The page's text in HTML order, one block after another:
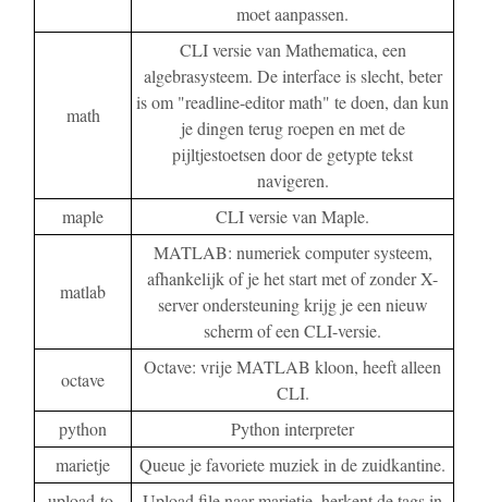
moet aanpassen.
math
CLI versie van Mathematica, een
algebrasysteem. De interface is slecht, beter
is om "readline-editor math" te doen, dan kun
je dingen terug roepen en met de
pijltjestoetsen door de getypte tekst
navigeren.
maple
CLI versie van Maple.
matlab
MATLAB: numeriek computer systeem,
afhankelijk of je het start met of zonder X-
server ondersteuning krijg je een nieuw
scherm of een CLI-versie.
octave
Octave: vrije MATLAB kloon, heeft alleen
CLI.
python
Python interpreter
marietje
Queue je favoriete muziek in de zuidkantine.